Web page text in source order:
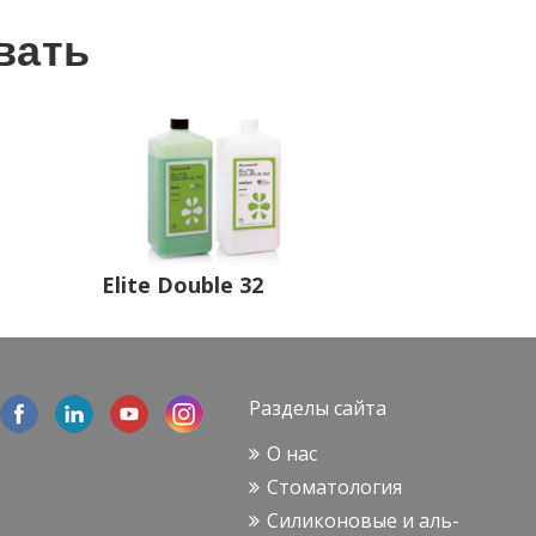
Elite Double 32
Раз­де­лы сайта
О нас
Сто­ма­то­ло­гия
Си­ли­ко­но­вые и аль­